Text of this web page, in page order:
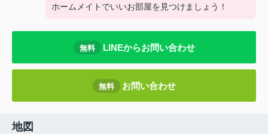
ホームメイトでいいお部屋を見つけましょう！
無料 LINEからお問い合わせ
無料 お問い合わせ
地図